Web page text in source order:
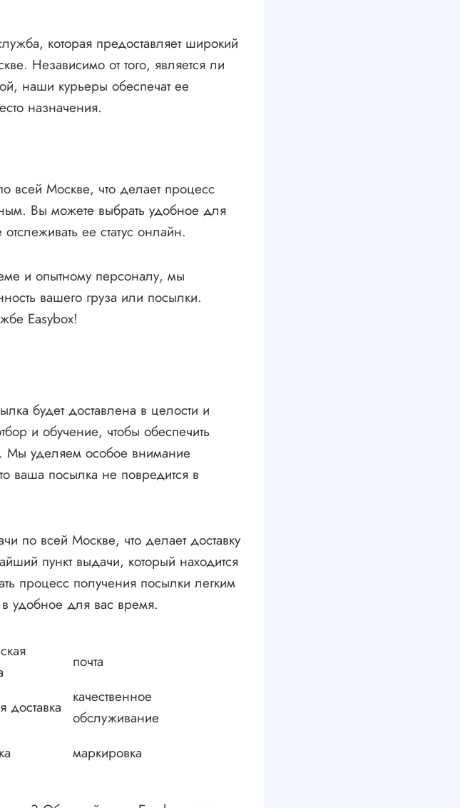
которая предоставляет широкий
Независимо от того, является ли
наши курьеры обеспечат ее
назначения.
Москве, что делает процесс
Вы можете выбрать удобное для
ее статус онлайн.
и опытному персоналу, мы
вашего груза или посылки.
Easybox!
будет доставлена в целости и
и обучение, чтобы обеспечить
Мы уделяем особое внимание
ваша посылка не повредится в
по всей Москве, что делает доставку
пункт выдачи, который находится
процесс получения посылки легким
удобное для вас время.
почта
доставка
качественное
обслуживание
маркировка